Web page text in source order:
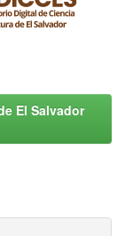
El Salvador